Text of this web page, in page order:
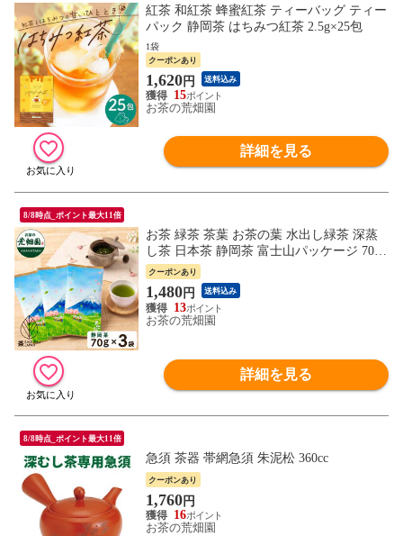
紅茶 和紅茶 蜂蜜紅茶 ティーバッグ ティー
パック 静岡茶 はちみつ紅茶 2.5g×25包
1袋
クーポンあり
1,620円 送料込み
15
お茶の荒畑園
詳細を見る
8/8時点_ポイント最大11倍
お茶 緑茶 茶葉 お茶の葉 水出し緑茶 深蒸
し茶 日本茶 静岡茶 富士山パッケージ 70g
3袋
クーポンあり
1,480円 送料込み
13
お茶の荒畑園
詳細を見る
8/8時点_ポイント最大11倍
急須 茶器 帯網急須 朱泥松 360cc
クーポンあり
1,760円
16
お茶の荒畑園